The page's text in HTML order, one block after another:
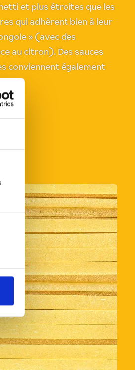
et plus étroites que les
qui adhèrent bien à leur
» (avec des
au citron). Des sauces
conviennent également